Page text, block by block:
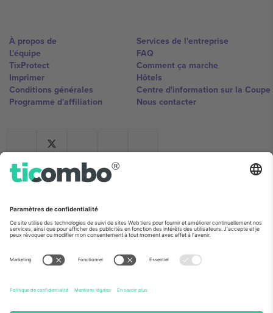
À propos de
L'équipe
TixProtect
Imprimer
Conditions générales
Programme d'affiliation
Services de l'entreprise
FAQ
Comment ça marche
Hôtels
Centre d'information sur la Coupe
Nous contacter
Ticombo France
Mimi Balkanska 132, 1540, Sofia,
Bulgaria
L'entité juridique du fournisseur de la plateforme peut changer en
détails, consultez la page spécifique de l'événement, les mentions